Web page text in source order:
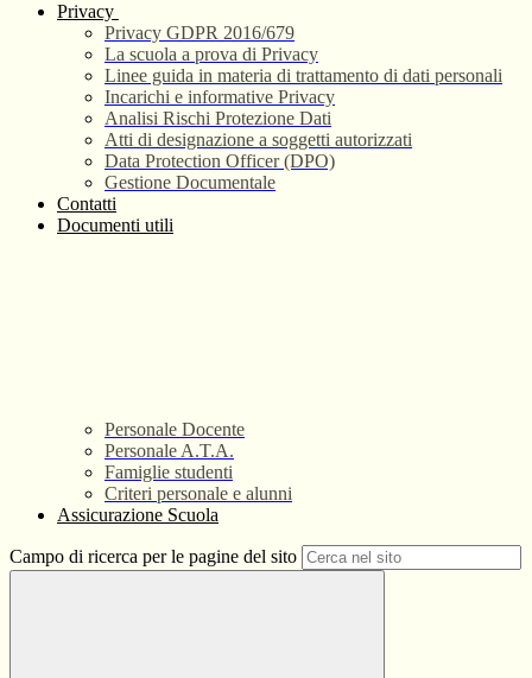
Privacy
Privacy GDPR 2016/679
La scuola a prova di Privacy
Linee guida in materia di trattamento di dati personali
Incarichi e informative Privacy
Analisi Rischi Protezione Dati
Atti di designazione a soggetti autorizzati
Data Protection Officer (DPO)
Gestione Documentale
Contatti
Documenti utili
Personale Docente
Personale A.T.A.
Famiglie studenti
Criteri personale e alunni
Assicurazione Scuola
Campo di ricerca per le pagine del sito